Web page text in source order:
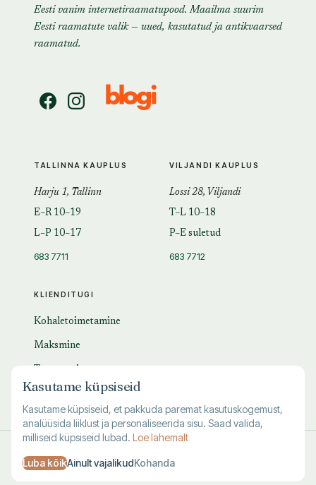
Eesti vanim internetiraamatupood. Maailma suurim
Eesti raamatute valik — uued, kasutatud ja antikvaarsed
raamatud.
KLIENDITUGI
Kohaletoimetamine
Maksmine
KKK
TALLINNA KAUPLUS
Harju 1, Tallinn
E–R 10–19
L–P 10–17
683 7711
VILJANDI KAUPLUS
Lossi 28, Viljandi
T–L 10–18
P–E suletud
683 7712
Kasutustingimused· Privaatsus·Andmete kustutamine
Kasutame küpsiseid
Kasutame küpsiseid, et pakkuda paremat kasutuskogemust,
analüüsida liiklust ja personaliseerida sisu. Saad valida,
milliseid küpsiseid lubad. Loe lahemalt
Luba kõikAinult vajalikudKohanda